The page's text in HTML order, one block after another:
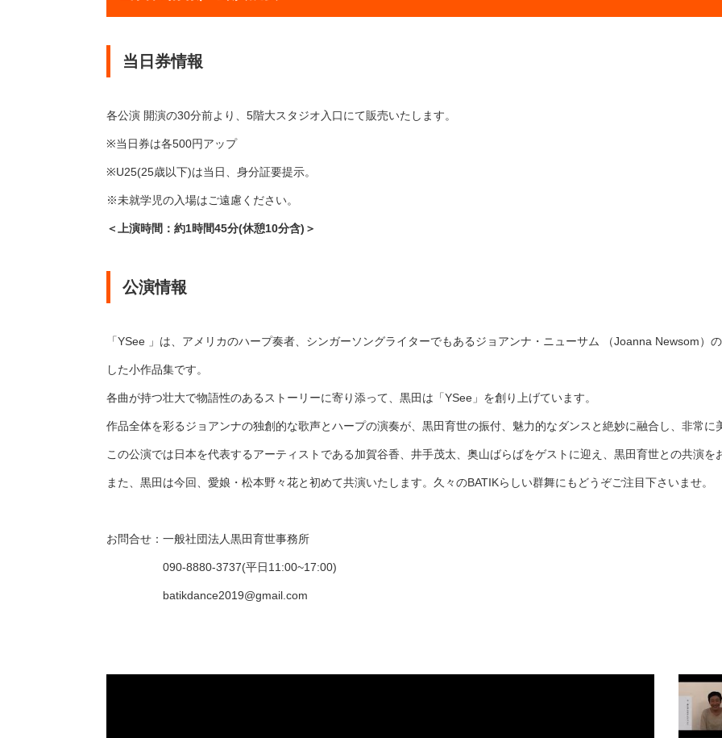
当日券情報
各公演 開演の30分前より、5階大スタジオ入口にて販売いたします。
※当日券は各500円アップ
※U25(25歳以下)は当日、身分証要提示。
※未就学児の入場はご遠慮ください。
＜上演時間：約1時間45分(休憩10分含)＞
公演情報
「YSee 」は、アメリカのハープ奏者、シンガーソングライターでもあるジョアンナ・ニューサム （Joanna Newsom）
した小作品集です。
各曲が持つ壮大で物語性のあるストーリーに寄り添って、黒田は「YSee」を創り上げています。
作品全体を彩るジョアンナの独創的な歌声とハープの演奏が、黒田育世の振付、魅力的なダンスと絶妙に融合し、非常
この公演では日本を代表するアーティストである加賀谷香、井手茂太、奥山ばらばをゲストに迎え、黒田育世との共演を
また、黒田は今回、愛娘・松本野々花と初めて共演いたします。久々のBATIKらしい群舞にもどうぞご注目下さいませ。
お問合せ： 一般社団法人黒田育世事務所
090-8880-3737(平日11:00~17:00)
batikdance2019@gmail.com